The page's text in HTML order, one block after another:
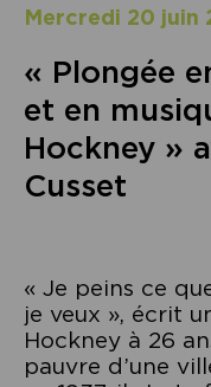
mercredi 20 juin
« Plongée
et en
Hockney »
Cusset
« Je peins ce
je veux », écrit
Hockney à 26
pauvre d’une